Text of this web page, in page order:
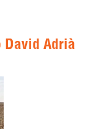
Adrià